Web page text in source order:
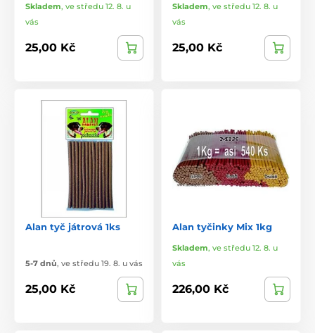
Skladem, ve středu 12. 8. u
vás
25,00 Kč
Skladem, ve středu 12. 8. u
vás
25,00 Kč
Alan tyč játrová 1ks
5-7 dnů, ve středu 19. 8. u vás
25,00 Kč
Alan tyčinky Mix 1kg
Skladem, ve středu 12. 8. u
vás
226,00 Kč